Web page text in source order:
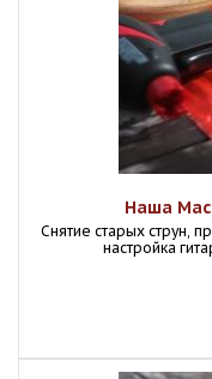
Наша
Снятие старых струн,
настройка